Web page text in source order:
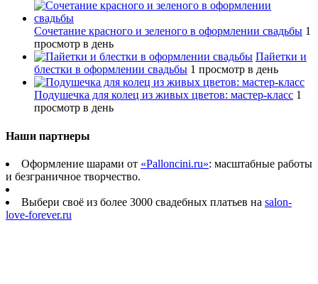
Сочетание красного и зеленого в оформлении свадьбы 1
просмотр в день
Пайетки и
блестки в оформлении свадьбы 1 просмотр в день
Подушечка для колец из живых цветов: мастер-класс 1
просмотр в день
Наши партнеры
Оформление шарами от «Palloncini.ru»: масштабные работы
и безграничное творчество.
Выбери своё из более 3000 свадебных платьев на salon-
love-forever.ru